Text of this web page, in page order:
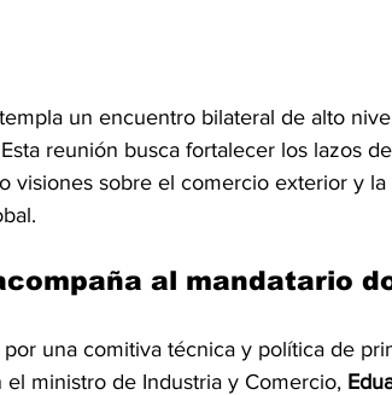
un encuentro bilateral de alto
reunión busca fortalecer los lazos
visiones sobre el comercio exterior y
al mandatario
una comitiva técnica y política de
ministro de Industria y Comercio,